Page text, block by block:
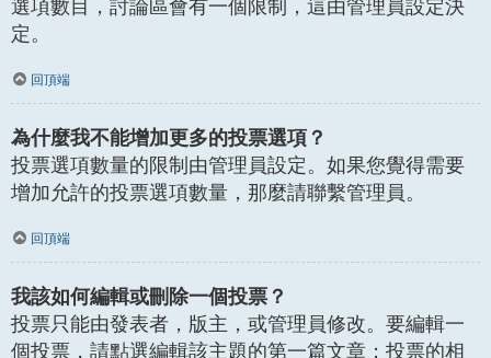
選項數目，討論區會有一個限制，這由管理員設定決
定。
回頂端
為什麼我不能增加更多的投票選項？
投票選項數量的限制由管理員設定。如果您覺得需要
增加允許的投票選項數量，那麼請聯繫管理員。
回頂端
我該如何編輯或刪除一個投票？
投票只能由發表者，版主，或管理員修改。要編輯一
個投票，請點選編輯該主題的第一篇文章；投票的相